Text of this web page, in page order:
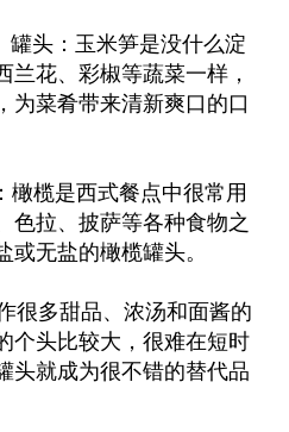
罐头：玉米笋是没什么淀
兰花、彩椒等蔬菜一样，
为菜肴带来清新爽口的口
橄榄是西式餐点中很常用
色拉、披萨等各种食物之
或无盐的橄榄罐头。
很多甜品、浓汤和面酱的
个头比较大，很难在短时
头就成为很不错的替代品